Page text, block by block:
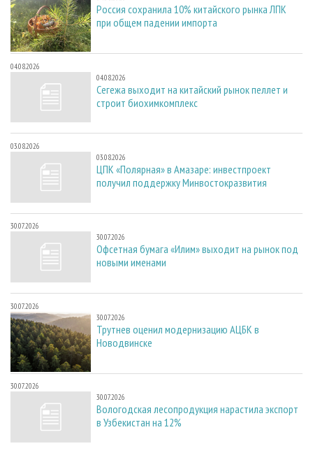
Россия сохранила 10% китайского рынка ЛПК
при общем падении импорта
04.08.2026
04.08.2026
Сегежа выходит на китайский рынок пеллет и
строит биохимкомплекс
03.08.2026
03.08.2026
ЦПК «Полярная» в Амазаре: инвестпроект
получил поддержку Минвостокразвития
30.07.2026
30.07.2026
Офсетная бумага «Илим» выходит на рынок под
новыми именами
30.07.2026
30.07.2026
Трутнев оценил модернизацию АЦБК в
Новодвинске
30.07.2026
30.07.2026
Вологодская лесопродукция нарастила экспорт
в Узбекистан на 12%